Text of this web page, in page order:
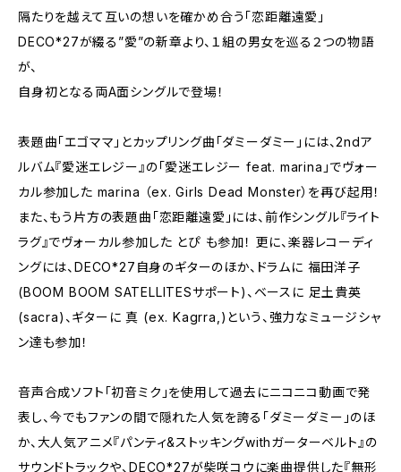
隔たりを越えて互いの想いを確かめ合う「恋距離遠愛」
DECO*27が綴る”愛”の新章より、１組の男女を巡る２つの物語
が、
自身初となる両A面シングルで登場！
表題曲「エゴママ」とカップリング曲「ダミーダミー」には、2ndア
ルバム『愛迷エレジー』の「愛迷エレジー feat. marina」でヴォー
カル参加した marina （ex. Girls Dead Monster）を再び起用！
また、もう片方の表題曲「恋距離遠愛」には、前作シングル『ライト
ラグ』でヴォーカル参加した とぴ も参加！ 更に、楽器レコーディ
ングには、DECO*27自身のギターのほか、ドラムに 福田洋子
(BOOM BOOM SATELLITESサポート)、ベースに 足土貴英
(sacra)、ギターに 真 (ex. Kagrra,)という、強力なミュージシャ
ン達も参加！
音声合成ソフト「初音ミク」を使用して過去にニコニコ動画で発
表し、今でもファンの間で隠れた人気を誇る「ダミーダミー」のほ
か、大人気アニメ『パンティ&ストッキングwithガーターベルト』の
サウンドトラックや、DECO*27が柴咲コウに楽曲提供した『無形